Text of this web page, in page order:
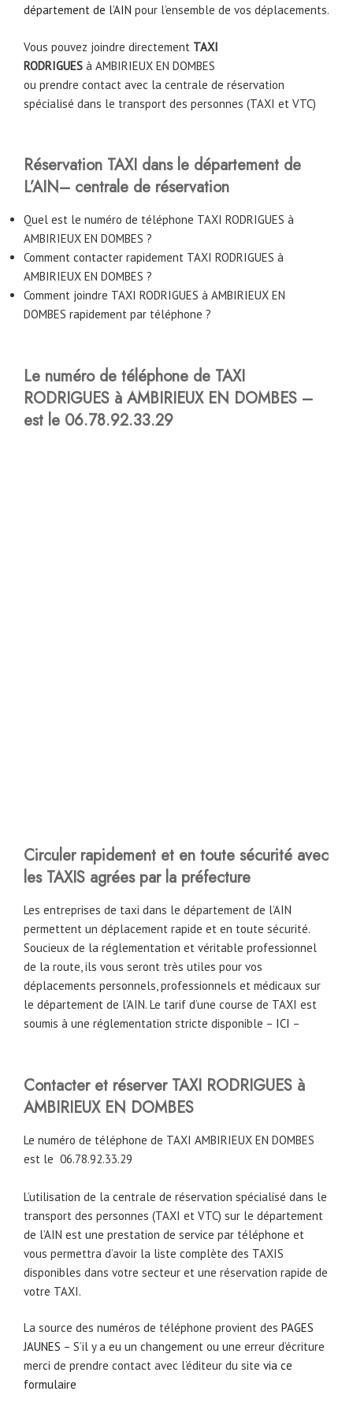
département de l’AIN pour l’ensemble de vos déplacements.
Vous pouvez joindre directement TAXI
RODRIGUES à AMBIRIEUX EN DOMBES
ou prendre contact avec la centrale de réservation
spécialisé dans le transport des personnes (TAXI et VTC)
Réservation TAXI dans le département de
L’AIN– centrale de réservation
Quel est le numéro de téléphone TAXI RODRIGUES à
AMBIRIEUX EN DOMBES ?
Comment contacter rapidement TAXI RODRIGUES à
AMBIRIEUX EN DOMBES ?
Comment joindre TAXI RODRIGUES à AMBIRIEUX EN
DOMBES rapidement par téléphone ?
Le numéro de téléphone de TAXI
RODRIGUES à AMBIRIEUX EN DOMBES –
est le 06.78.92.33.29
Circuler rapidement et en toute sécurité avec
les TAXIS agrées par la préfecture
Les entreprises de taxi dans le département de l’AIN
permettent un déplacement rapide et en toute sécurité.
Soucieux de la réglementation et véritable professionnel
de la route, ils vous seront très utiles pour vos
déplacements personnels, professionnels et médicaux sur
le département de l’AIN. Le tarif d’une course de TAXI est
soumis à une réglementation stricte disponible – ICI –
Contacter et réserver TAXI RODRIGUES à
AMBIRIEUX EN DOMBES
Le numéro de téléphone de TAXI AMBIRIEUX EN DOMBES
est le 06.78.92.33.29
L’utilisation de la centrale de réservation spécialisé dans le
transport des personnes (TAXI et VTC) sur le département
de l’AIN est une prestation de service par téléphone et
vous permettra d’avoir la liste complète des TAXIS
disponibles dans votre secteur et une réservation rapide de
votre TAXI.
La source des numéros de téléphone provient des PAGES
JAUNES – S’il y a eu un changement ou une erreur d’écriture
merci de prendre contact avec l’éditeur du site via ce
formulaire